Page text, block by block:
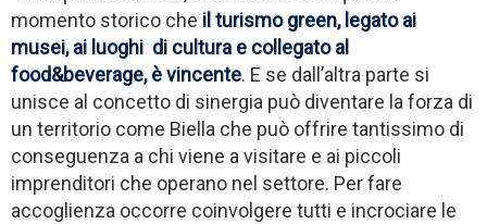
momento storico che il turismo green, legato ai
musei, ai luoghi di cultura e collegato al
food&beverage, è vincente. E se dall’altra parte si
unisce al concetto di sinergia può diventare la forza di
un territorio come Biella che può offrire tantissimo di
conseguenza a chi viene a visitare e ai piccoli
imprenditori che operano nel settore. Per fare
accoglienza occorre coinvolgere tutti e incrociare le